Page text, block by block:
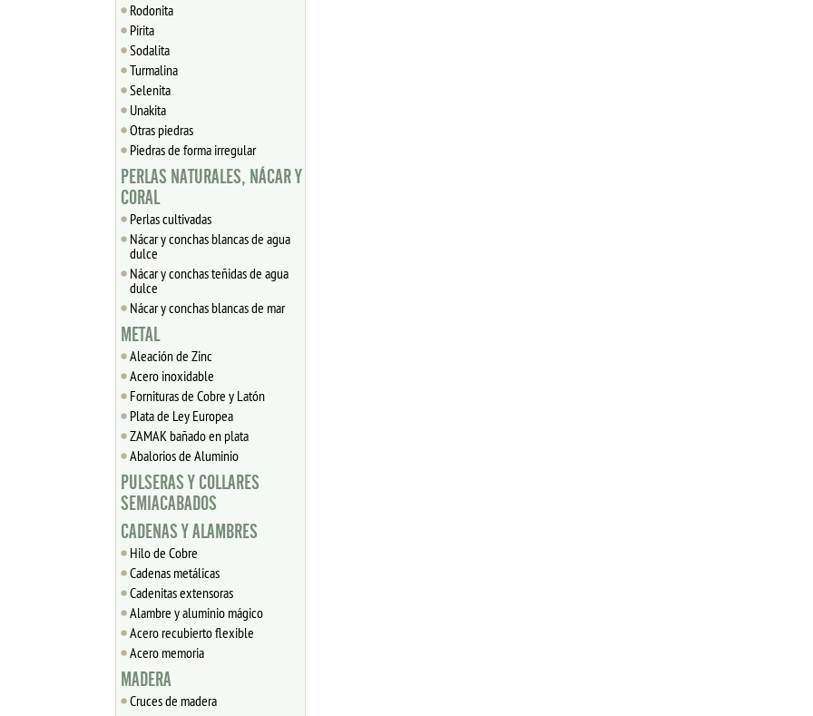
Rodonita
Pirita
Sodalita
Turmalina
Selenita
Unakita
Otras piedras
Piedras de forma irregular
PERLAS NATURALES, NÁCAR Y
CORAL
Perlas cultivadas
Nácar y conchas blancas de agua
dulce
Nácar y conchas teñidas de agua
dulce
Nácar y conchas blancas de mar
METAL
Aleación de Zinc
Acero inoxidable
Fornituras de Cobre y Latón
Plata de Ley Europea
ZAMAK bañado en plata
Abalorios de Aluminio
PULSERAS Y COLLARES
SEMIACABADOS
CADENAS Y ALAMBRES
Hilo de Cobre
Cadenas metálicas
Cadenitas extensoras
Alambre y aluminio mágico
Acero recubierto flexible
Acero memoria
MADERA
Cruces de madera